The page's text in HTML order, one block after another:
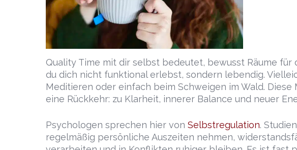
Quality Time mit dir selbst bedeutet, bewusst Räume für
du dich nicht funktional erlebst, sondern lebendig.
Meditieren oder einfach beim Schweigen im Wald. Diese
eine Rückkehr: zu Klarheit, innerer Balance und neuer
Psychologen sprechen hier von Selbstregulation.
regelmäßig persönliche Auszeiten nehmen,